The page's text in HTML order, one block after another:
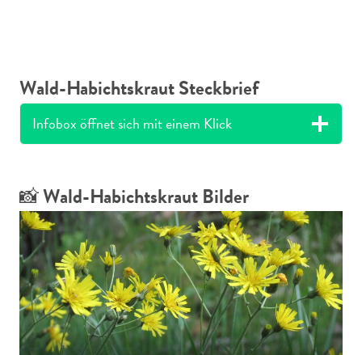
Wald-Habichtskraut Steckbrief
Infobox öffnet sich mit einem Klick
📸Wald-Habichtskraut Bilder